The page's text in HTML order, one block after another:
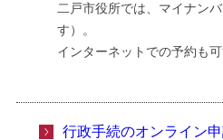
二戸市役所では、マイナン
す）。
インターネットでの予約も可
行政手続のオンライン